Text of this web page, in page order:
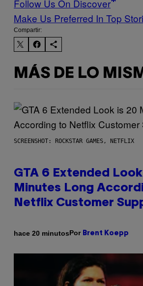
Follow Us On Discover
Make Us Preferred In Top
Compartir:
MÁS DE LO
SCREENSHOT: ROCKSTAR GAMES, NETFLIX
GTA 6 Extended
Minutes Long
Netflix Customer
hace 20 minutosPor Brent Koepp